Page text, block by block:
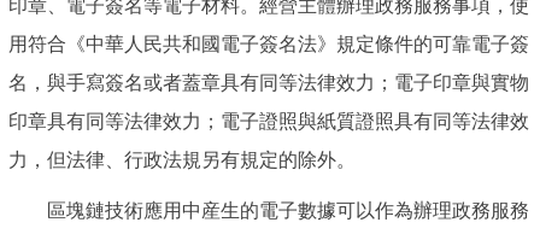
印章、電子簽名等電子材料。經營主體辦理政務服務事項，使
用符合《中華人民共和國電子簽名法》規定條件的可靠電子簽
名，與手寫簽名或者蓋章具有同等法律效力；電子印章與實物
印章具有同等法律效力；電子證照與紙質證照具有同等法律效
力，但法律、行政法規另有規定的除外。
區塊鏈技術應用中産生的電子數據可以作為辦理政務服務